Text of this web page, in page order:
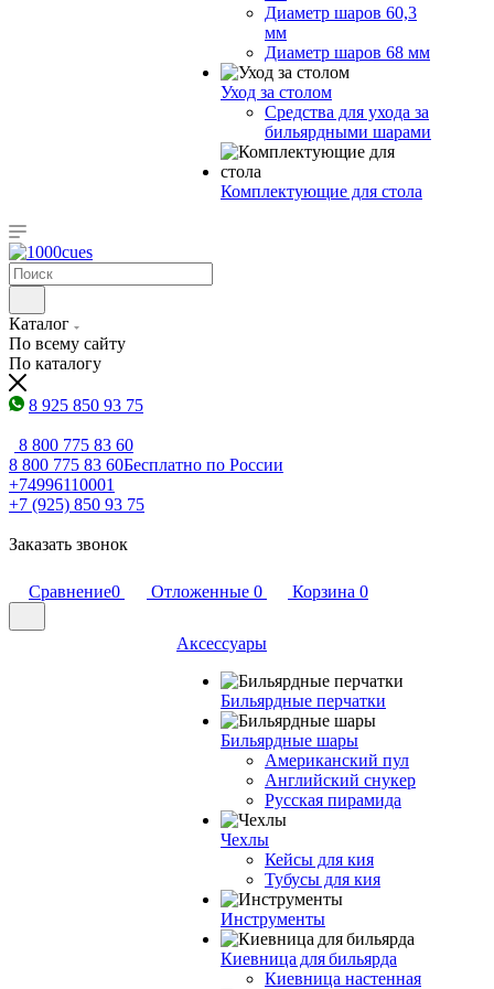
Диаметр шаров 60,3
мм
Диаметр шаров 68 мм
Уход за столом
Средства для ухода за
бильярдными шарами
Комплектующие для стола
Каталог
По всему сайту
По каталогу
8 925 850 93 75
8 800 775 83 60
8 800 775 83 60Бесплатно по России
+74996110001
+7 (925) 850 93 75
Заказать звонок
Сравнение0 Отложенные 0 Корзина 0
Аксессуары
Бильярдные перчатки
Бильярдные шары
Американский пул
Английский снукер
Русская пирамида
Чехлы
Кейсы для кия
Тубусы для кия
Инструменты
Киевница для бильярда
Киевница настенная